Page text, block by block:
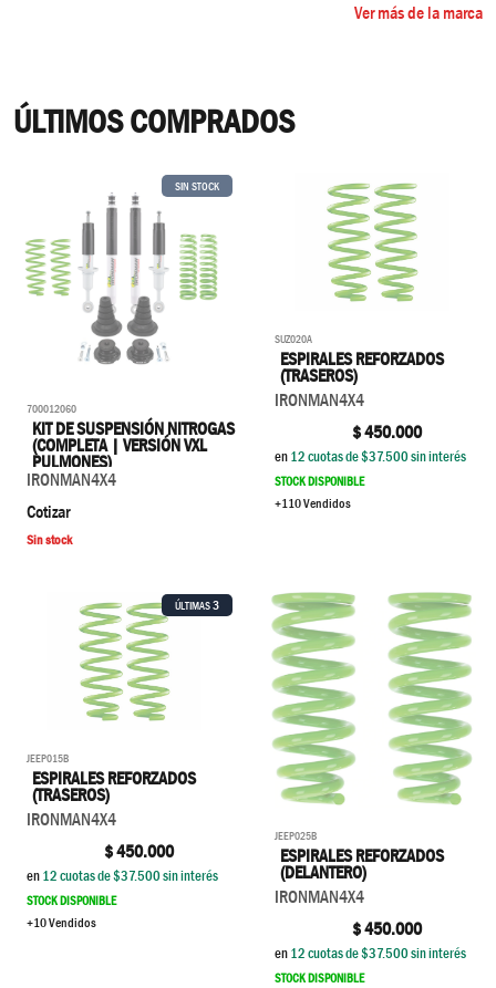
Ver más de la marca
ÚLTIMOS COMPRADOS
SIN STOCK
700012060
KIT DE SUSPENSIÓN NITROGAS
(COMPLETA | VERSIÓN VXL
PULMONES)
IRONMAN4X4
Cotizar
Sin stock
SUZ020A
ESPIRALES REFORZADOS
(TRASEROS)
IRONMAN4X4
$450.000
en12cuotas de $37.500sin interés
STOCK DISPONIBLE
+110 Vendidos
ÚLTIMAS3
JEEP015B
ESPIRALES REFORZADOS
(TRASEROS)
IRONMAN4X4
$450.000
en12cuotas de $37.500sin interés
STOCK DISPONIBLE
+10 Vendidos
JEEP025B
ESPIRALES REFORZADOS
(DELANTERO)
IRONMAN4X4
$450.000
en12cuotas de $37.500sin interés
STOCK DISPONIBLE